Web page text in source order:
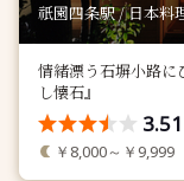
祇園四条駅 / 日本料
情緒漂う石塀小路に
し懐石』
3.51
￥8,000～￥9,999